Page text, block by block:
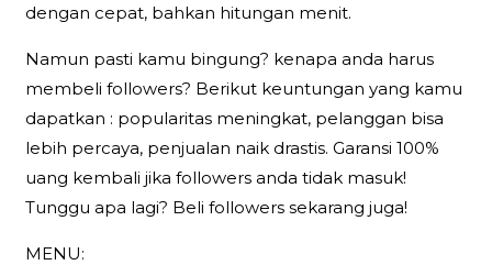
dengan cepat, bahkan hitungan menit.
Namun pasti kamu bingung? kenapa anda harus
membeli followers? Berikut keuntungan yang kamu
dapatkan : popularitas meningkat, pelanggan bisa
lebih percaya, penjualan naik drastis. Garansi 100%
uang kembali jika followers anda tidak masuk!
Tunggu apa lagi? Beli followers sekarang juga!
MENU: